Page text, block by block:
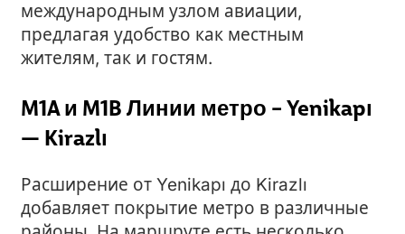
международным узлом авиации,
предлагая удобство как местным
жителям, так и гостям.
M1A и M1B Линии метро – Yenikapı
— Kirazlı
Расширение от Yenikapı до Kirazlı
добавляет покрытие метро в различные